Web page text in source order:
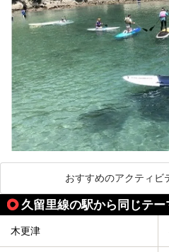
おすすめのアクティビ
久留里線の駅から同じテー
木更津